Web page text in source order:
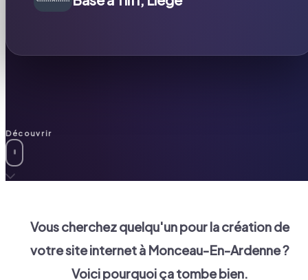
Découvrir
Vous cherchez quelqu'un pour la création de
votre site internet à Monceau-En-Ardenne?
Voici pourquoi ça tombe bien.